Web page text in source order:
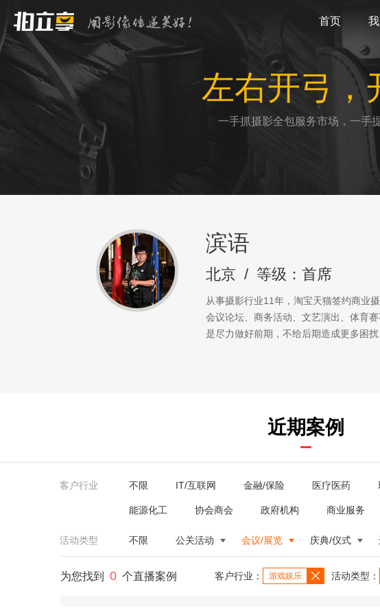
首页
左右开弓，
一手抓摄影全包服务市场，一手
滨语
北京 / 等级：首席
从事摄影行业11年，淘宝天猫签约商业
会议论坛、商务活动、文艺演出、体育
是尽力做好前期，不给后期造成更多困扰
近期案例
客户行业 不限 IT/互联网 金融/保险 医疗医药
能源化工 协会商会 政府机构 商业服务
活动类型 不限 公关活动 会议/展览 庆典/仪式
为您找到 0 个直播案例 客户行业： 游戏娱乐 活动类型：